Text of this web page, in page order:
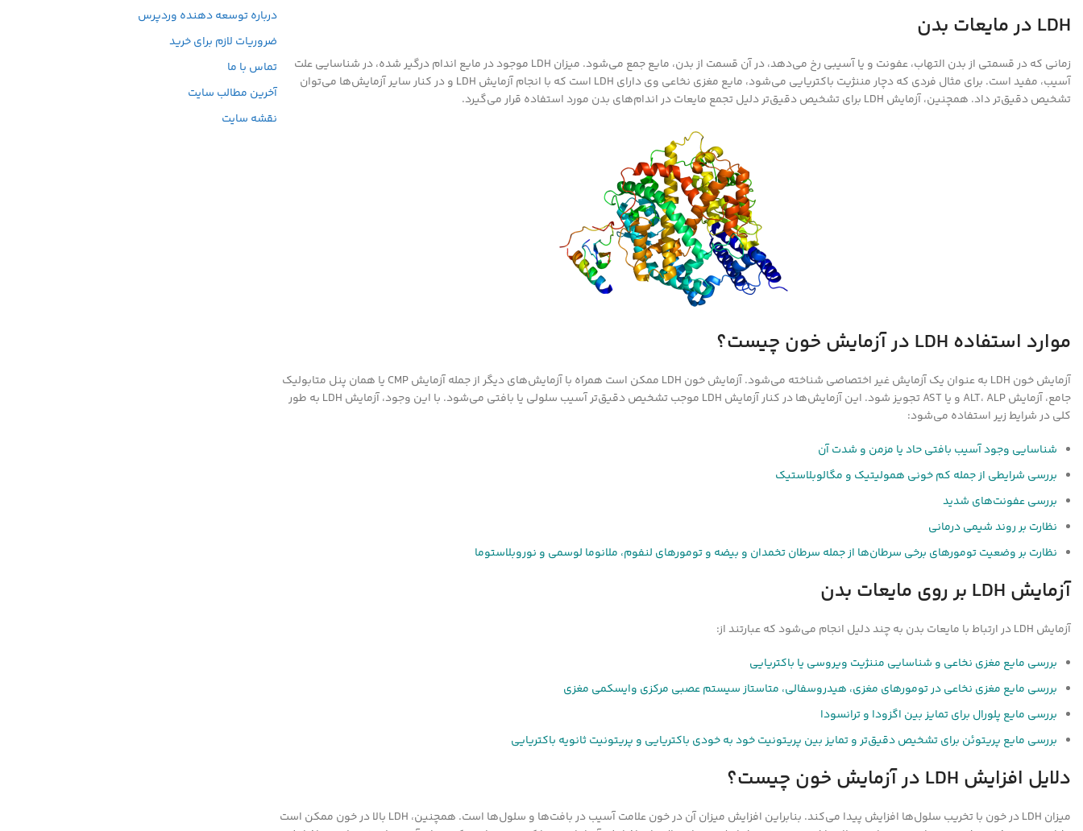
LDH در مایعات بدن
زمانی که در قسمتی از بدن التهاب، عفونت و یا آسیبی رخ می‌دهد، در آن قسمت از بدن، مایع جمع می‌شود. میزان LDH موجود در مایع اندام درگیر شده، در شناسایی علت
آسیب، مفید است. برای مثال فردی که دچار مننژیت باکتریایی می‌شود، مایع مغزی نخاعی وی دارای LDH است که با انجام آزمایش LDH و در کنار سایر آزمایش‌ها می‌توان
تشخیص دقیق‌تر داد. همچنین، آزمایش LDH برای تشخیص دقیق‌تر دلیل تجمع مایعات در اندام‌های بدن مورد استفاده قرار می‌گیرد.
موارد استفاده LDH در آزمایش خون چیست؟
آزمایش خون LDH به عنوان یک آزمایش غیر اختصاصی شناخته می‌شود. آزمایش خون LDH ممکن است همراه با آزمایش‌های دیگر از جمله آزمایش CMP یا همان پنل متابولیک
جامع، آزمایش ALT، ALP و یا AST تجویز شود. این آزمایش‌ها در کنار آزمایش LDH موجب تشخیص دقیق‌تر آسیب سلولی یا بافتی می‌شود. با این وجود، آزمایش LDH به طور
کلی در شرایط زیر استفاده می‌شود:
شناسایی وجود آسیب بافتی حاد یا مزمن و شدت آن
بررسی شرایطی از جمله کم خونی همولیتیک و مگالوبلاستیک
بررسی عفونت‌های شدید
نظارت بر روند شیمی درمانی
نظارت بر وضعیت تومورهای برخی سرطان‌ها از جمله سرطان تخمدان و بیضه و تومورهای لنفوم، ملانوما لوسمی و نوروبلاستوما
آزمایش LDH بر روی مایعات بدن
آزمایش LDH در ارتباط با مایعات بدن به چند دلیل انجام می‌شود که عبارتند از:
بررسی مایع مغزی نخاعی و شناسایی مننژیت ویروسی یا باکتریایی
بررسی مایع مغزی نخاعی در تومورهای مغزی، هیدروسفالی، متاستاز سیستم عصبی مرکزی وایسکمی مغزی
بررسی مایع پلورال برای تمایز بین اگزودا و ترانسودا
بررسی مایع پریتوئن برای تشخیص دقیق‌تر و تمایز بین پریتونیت خود به خودی باکتریایی و پریتونیت ثانویه باکتریایی
دلایل افزایش LDH در آزمایش خون چیست؟
میزان LDH در خون با تخریب سلول‌ها افزایش پیدا می‌کند. بنابراین افزایش میزان آن در خون علامت آسیب در بافت‌ها و سلول‌ها است. همچنین، LDH بالا در خون ممکن است
درباره توسعه دهنده وردپرس
ضروریات لازم برای خرید
تماس با ما
آخرین مطالب سایت
نقشه سایت